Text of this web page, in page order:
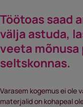
Töötoas saad
välja astuda,
veeta mõnusa
seltskonnas.
Varasem kogemus ei ole
materjalid on kohapeal